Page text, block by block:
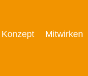
Konzept Mitwirken